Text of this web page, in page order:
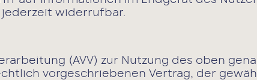
jederzeit widerrufbar.
(AVV) zur Nutzung des oben
vorgeschriebenen Vertrag, der